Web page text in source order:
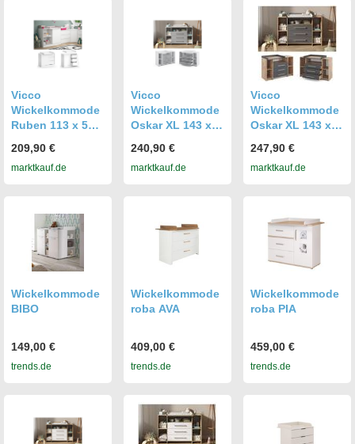
Vicco
Wickelkommode
Ruben 113 x 53
Wickeltisch inkl.
Wickelauflage
209,90 €
marktkauf.de
Vicco
Wickelkommode
Oskar XL 143 x
Grau,
Wickelauflage,
240,90 €
marktkauf.de
Vicco
Wickelkommode
Oskar XL 143 x
Anthrazit, inkl.
Wickelauflage
247,90 €
marktkauf.de
Wickelkommode
BIBO
149,00 €
trends.de
Wickelkommode
roba AVA
409,00 €
trends.de
Wickelkommode
roba PIA
459,00 €
trends.de